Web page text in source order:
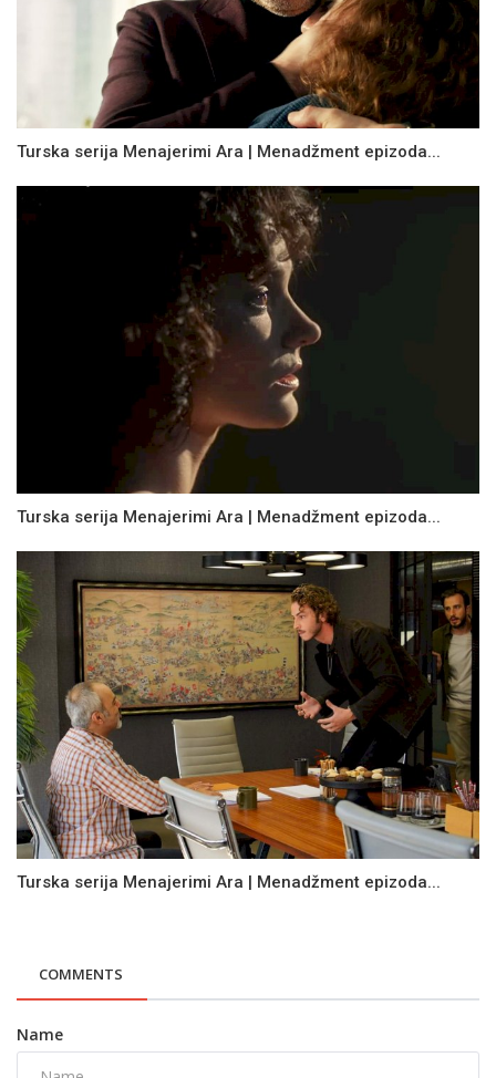
Turska serija Menajerimi Ara | Menadžment epizoda...
Turska serija Menajerimi Ara | Menadžment epizoda...
Turska serija Menajerimi Ara | Menadžment epizoda...
COMMENTS
Name